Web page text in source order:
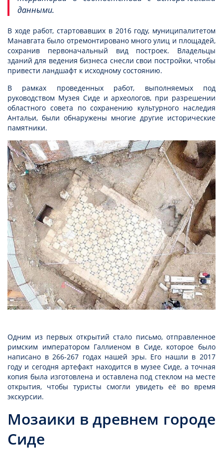
данными.
В ходе работ, стартовавших в 2016 году, муниципалитетом
Манавгата было отремонтировано много улиц и площадей,
сохранив первоначальный вид построек. Владельцы
зданий для ведения бизнеса снесли свои постройки, чтобы
привести ландшафт к исходному состоянию.
В рамках проведенных работ, выполняемых под
руководством Музея Сиде и археологов, при разрешении
областного совета по сохранению культурного наследия
Антальи, были обнаружены многие другие исторические
памятники.
Одним из первых открытий стало письмо, отправленное
римским императором Галлиеном в Сиде, которое было
написано в 266-267 годах нашей эры. Его нашли в 2017
году и сегодня артефакт находится в музее Сиде, а точная
копия была изготовлена и оставлена под стеклом на месте
открытия, чтобы туристы смогли увидеть её во время
экскурсии.
Мозаики в древнем городе
Сиде